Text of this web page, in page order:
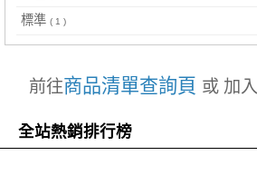
標準 ( 1 )
前往商品清單查詢頁 或 加入
全站熱銷排行榜